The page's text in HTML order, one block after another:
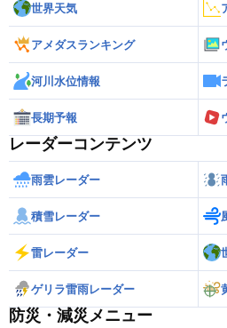
世界天気
アメダスランキング
河川水位情報
長期予報
レーダーコンテンツ
雨雲レーダー
積雪レーダー
雷レーダー
ゲリラ雷雨レーダー
防災・減災メニュー